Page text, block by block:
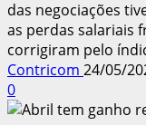
das negociações
as perdas salariais
corrigiram pelo
Contricom 24/05/
0